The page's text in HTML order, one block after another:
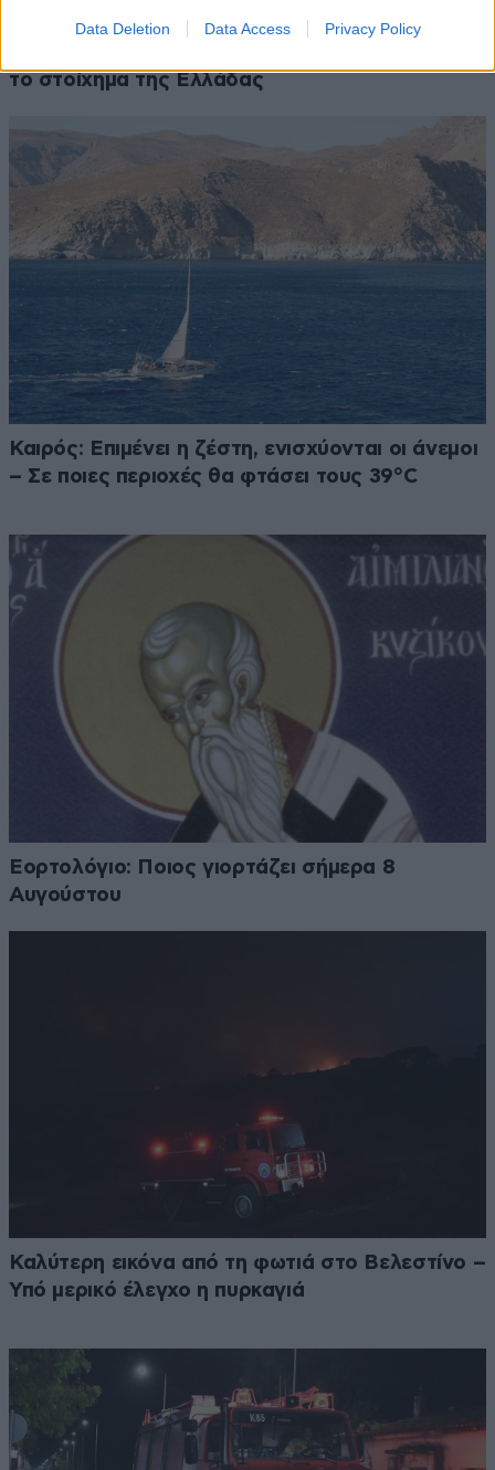
Data Deletion Data Access Privacy Policy
το στοίχημα της Ελλάδας
Καιρός: Επιμένει η ζέστη, ενισχύονται οι άνεμοι
– Σε ποιες περιοχές θα φτάσει τους 39°C
Εορτολόγιο: Ποιος γιορτάζει σήμερα 8
Αυγούστου
Καλύτερη εικόνα από τη φωτιά στο Βελεστίνο –
Υπό μερικό έλεγχο η πυρκαγιά